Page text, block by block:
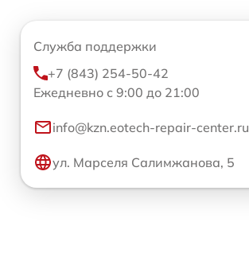
Служба поддержки
+7 (843) 254-50-42
Ежедневно с 9:00 до 21:00
info@kzn.eotech-repair-center.ru
ул. Марселя Салимжанова, 5